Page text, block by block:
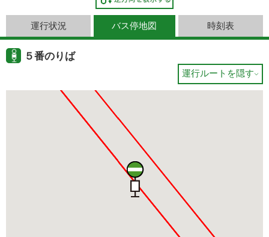
運行状況 バス停地図 時刻表
５番のりば
運行ルートを隠す